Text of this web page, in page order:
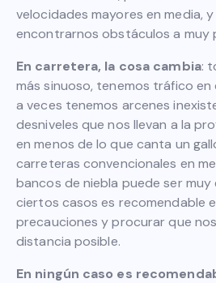
velocidades mayores en media,
encontrarnos obstáculos a muy
En carretera, la cosa cambia:
más sinuoso, tenemos tráfico
a veces tenemos arcenes
desniveles que nos llevan a la
en menos de lo que canta un
carreteras convencionales en
bancos de niebla puede ser
ciertos casos es recomendable
precauciones y procurar que
distancia posible.
En ningún caso es